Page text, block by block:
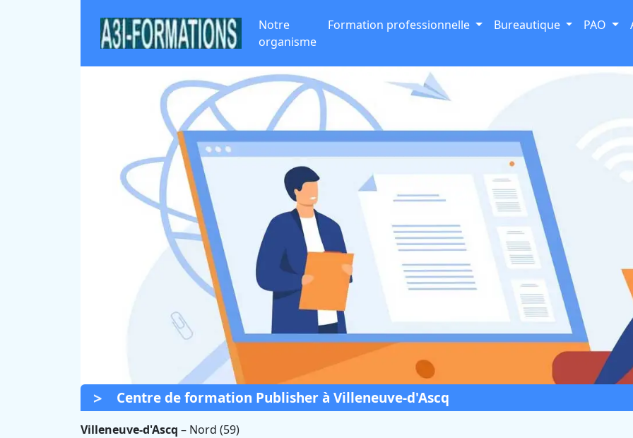
Notre
organisme
Formation professionnelle Bureautique PAO
Centre de formation Publisher à Villeneuve-d'Ascq
Villeneuve-d'Ascq – Nord (59)